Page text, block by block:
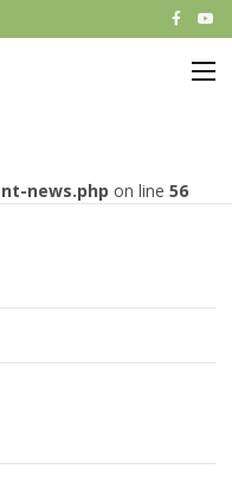
news.php on line 56